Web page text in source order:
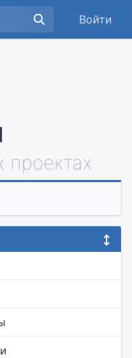
Войти
проектах